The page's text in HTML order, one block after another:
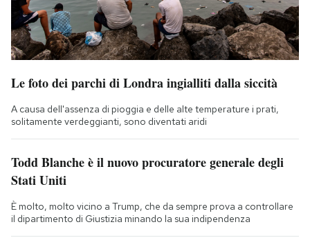
Le foto dei parchi di Londra ingialliti dalla siccità
A causa dell'assenza di pioggia e delle alte temperature i prati,
solitamente verdeggianti, sono diventati aridi
Todd Blanche è il nuovo procuratore generale degli
Stati Uniti
È molto, molto vicino a Trump, che da sempre prova a controllare
il dipartimento di Giustizia minando la sua indipendenza